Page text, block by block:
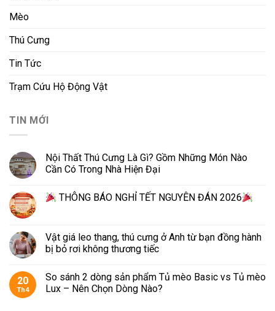
Mèo
Thú Cưng
Tin Tức
Trạm Cứu Hộ Động Vật
TIN MỚI
Nội Thất Thú Cưng Là Gì? Gồm Những Món Nào
Cần Có Trong Nhà Hiện Đại
THÔNG BÁO NGHỈ TẾT NGUYÊN ĐÁN 2026
Vật giá leo thang, thú cưng ở Anh từ bạn đồng hành
bị bỏ rơi không thương tiếc
20
Th4
So sánh 2 dòng sản phẩm Tủ mèo Basic vs Tủ mèo
Lux – Nên Chọn Dòng Nào?